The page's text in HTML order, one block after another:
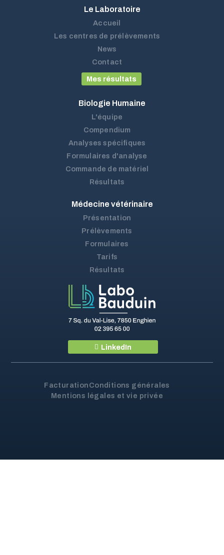
Le Laboratoire
Accueil
Les centres de prélèvements
News
Contact
Mes résultats
Biologie Humaine
L'équipe
Compendium
Analyses spécifiques
Formulaires d'analyse
Commande de matériel
Résultats
Médecine vétérinaire
Présentation
Prélèvements
Formulaires
Tarifs
Résultats
LinkedIn
FacturationConditions générales
Mentions légales et vie privée